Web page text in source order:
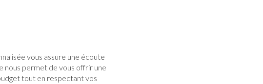
vous assure une écoute
nous permet de vous offrir une
tout en respectant vos